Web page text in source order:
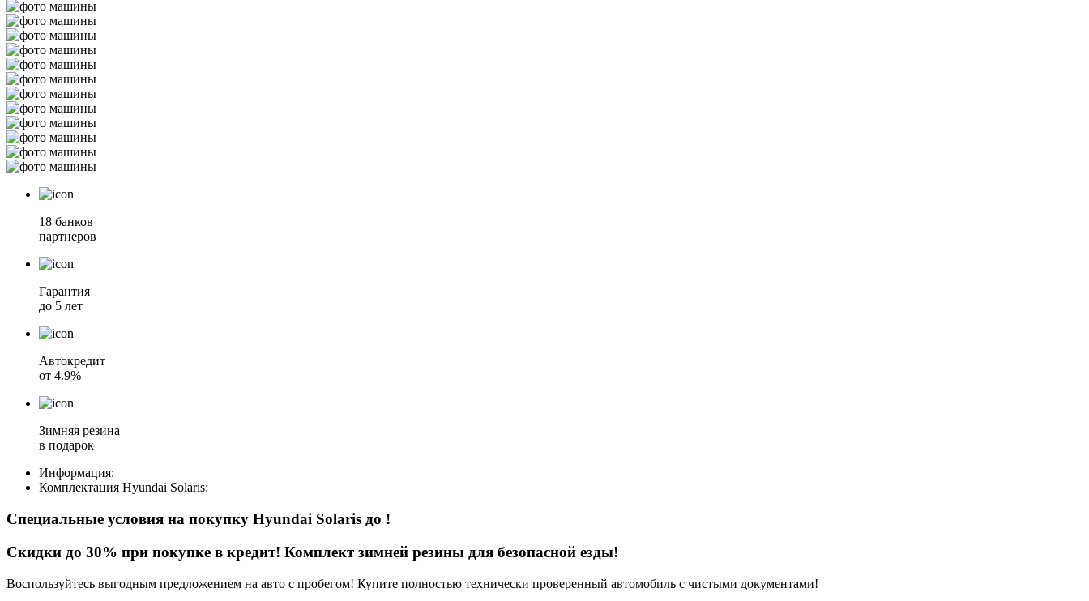
18 банков
партнеров
Гарантия
до 5 лет
Автокредит
от 4.9%
Зимняя резина
в подарок
Информация:
Комплектация Hyundai Solaris:
Специальные условия на покупку Hyundai Solaris до !
Скидки до 30% при покупке в кредит! Комплект зимней резины для безопасной езды!
Воспользуйтесь выгодным предложением на авто с пробегом! Купите полностью технически проверенный автомобиль с чистыми документами!